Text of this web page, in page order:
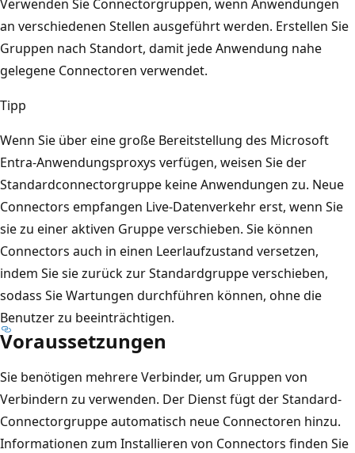
Verwenden Sie Connectorgruppen, wenn Anwendungen
an verschiedenen Stellen ausgeführt werden. Erstellen Sie
Gruppen nach Standort, damit jede Anwendung nahe
gelegene Connectoren verwendet.
Tipp
Wenn Sie über eine große Bereitstellung des Microsoft
Entra-Anwendungsproxys verfügen, weisen Sie der
Standardconnectorgruppe keine Anwendungen zu. Neue
Connectors empfangen Live-Datenverkehr erst, wenn Sie
sie zu einer aktiven Gruppe verschieben. Sie können
Connectors auch in einen Leerlaufzustand versetzen,
indem Sie sie zurück zur Standardgruppe verschieben,
sodass Sie Wartungen durchführen können, ohne die
Benutzer zu beeinträchtigen.
Voraussetzungen
Sie benötigen mehrere Verbinder, um Gruppen von
Verbindern zu verwenden. Der Dienst fügt der Standard-
Connectorgruppe automatisch neue Connectoren hinzu.
Informationen zum Installieren von Connectors finden Sie